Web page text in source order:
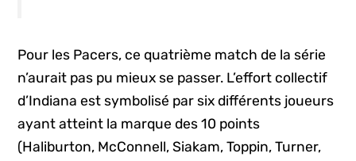
Pour les Pacers, ce quatrième match de la série
n’aurait pas pu mieux se passer. L’effort collectif
d’Indiana est symbolisé par six différents joueurs
ayant atteint la marque des 10 points
(Haliburton, McConnell, Siakam, Toppin, Turner,